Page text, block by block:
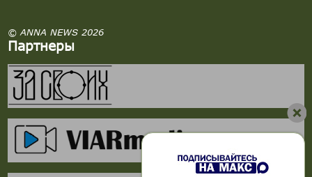
© ANNA NEWS 2026
Партнеры